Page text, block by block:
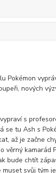
Pokémon
nových
s
se tu Ash s
až je začne
věrný kamarád
bude chtít
svůj tým